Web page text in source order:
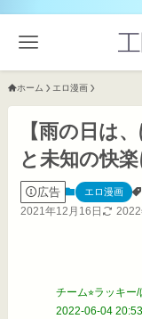
ホーム エロ漫画
【雨の日は
と未知の快
広告 エロ漫画
2021年12月16日
チーム⭐︎ラッキ
2022-06-04 20:53